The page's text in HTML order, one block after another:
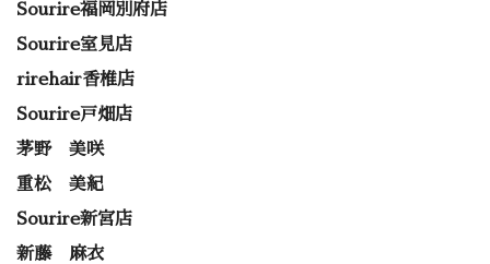
Sourire福岡別府店
Sourire室見店
rirehair香椎店
Sourire戸畑店
茅野 美咲
重松 美紀
Sourire新宮店
新藤 麻衣